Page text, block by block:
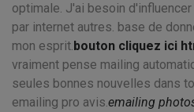
optimale. J'ai besoin
par internet autres. base de
mon esprit.bouton cliquez ici
vraiment pense mailing
seules bonnes nouvelles dans
emailing pro avis.emailing